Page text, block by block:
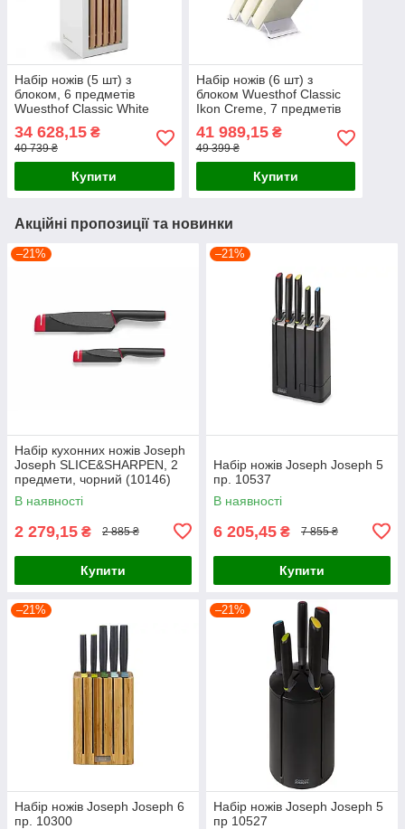
Набір ножів (5 шт) з
блоком, 6 предметів
Wuesthof Classic White
34 628,15 ₴
40 739 ₴
Купити
Набір ножів (6 шт) з
блоком Wuesthof Classic
Ikon Creme, 7 предметів
41 989,15₴
49 399 ₴
Купити
Акційні пропозиції та новинки
–21%
Набір кухонних ножів Joseph
Joseph SLICE&SHARPEN, 2
предмети, чорний (10146)
В наявності
2 279,15 ₴ 2 885 ₴
Купити
–21%
Набір ножів Joseph Joseph 5
пр. 10537
В наявності
6 205,45 ₴ 7 855 ₴
Купити
–21%
Набір ножів Joseph Joseph 6
пр. 10300
–21%
Набір ножів Joseph Joseph 5
пр 10527